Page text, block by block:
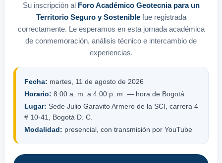
Su inscripción al Foro Académico Geotecnia para un
Territorio Seguro y Sosteniblefue registrada
correctamente. Le esperamos en esta jornada académica
de conmemoración, análisis técnico e intercambio de
experiencias.
Fecha: martes, 11 de agosto de 2026
Horario: 8:00 a. m. a 4:00 p. m. — hora de Bogotá
Lugar: Sede Julio Garavito Armero de la SCI, carrera 4
# 10-41, Bogotá D. C.
Modalidad: presencial, con transmisión por YouTube